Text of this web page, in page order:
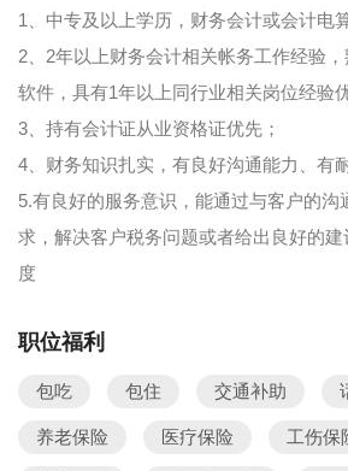
1、中专及以上学历，财务会计或会计电
2、2年以上财务会计相关帐务工作经验
软件，具有1年以上同行业相关岗位经验优
3、持有会计证从业资格证优先；
4、财务知识扎实，有良好沟通能力、有
5.有良好的服务意识，能通过与客户的沟
求，解决客户税务问题或者给出良好的
度
职位福利
包吃 包住 交通补助
养老保险 医疗保险 工伤保